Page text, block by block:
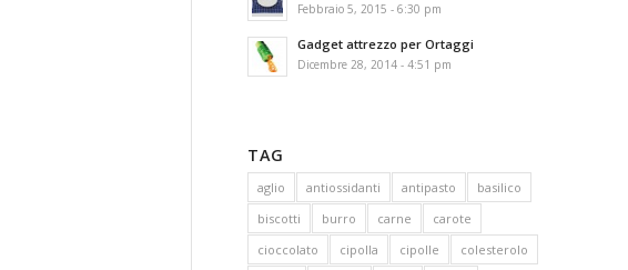
Febbraio 5, 2015 - 6:30 pm
Gadget attrezzo per Ortaggi
Dicembre 28, 2014 - 4:51 pm
TAG
aglio antiossidanti antipasto
basilico
biscotti
burro carne
carote
cioccolato
cipolla cipolle
colesterolo